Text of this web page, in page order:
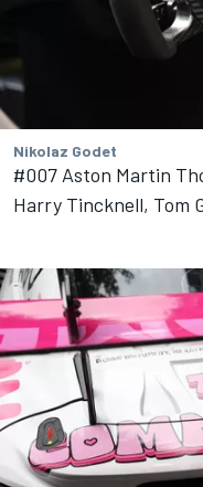
Nikolaz Godet
#007 Aston Martin
Harry Tincknell, Tom